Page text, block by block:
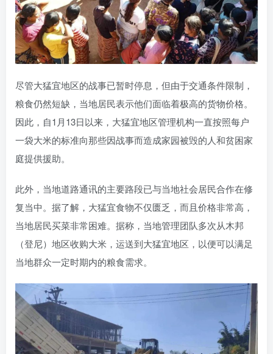
尽管大猛宜地区的战事已暂时停息，但由于交通条件限制，
粮食仍然短缺，当地居民表示他们面临着极高的货物价格。
因此，自1月13日以来，大猛宜地区管理机构一直按照每户
一袋大米的标准向那些因战事而造成家园被毁的人和贫困家
庭提供援助。
此外，当地道路通讯的主要路段已与当地社会居民合作在修
复当中。据了解，大猛宜食物不仅匮乏，而且价格非常高，
当地居民买菜非常困难。据称，当地管理团队多次从木邦
（登尼）地区收购大米，运送到大猛宜地区，以便可以满足
当地群众一定时期内的粮食需求。